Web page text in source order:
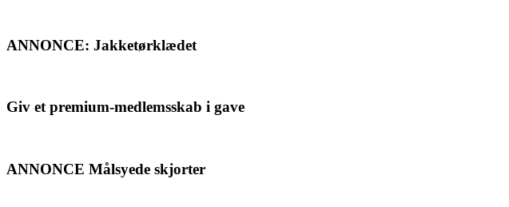
ANNONCE: Jakketørklædet
Giv et premium-medlemsskab i gave
ANNONCE Målsyede skjorter